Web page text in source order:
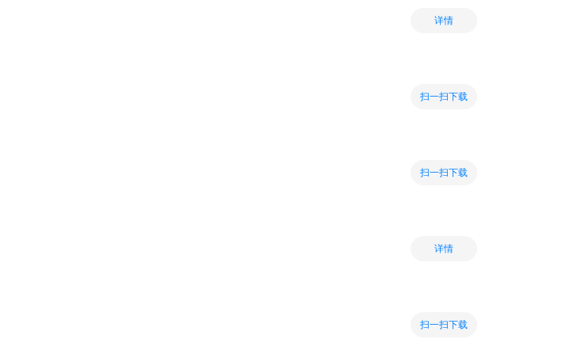
详情
扫一扫下载
扫一扫下载
详情
扫一扫下载